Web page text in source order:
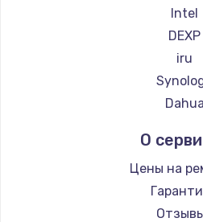
1500 руб.
Заказать
Замена
2500 руб.
Замена
1300
Intel
DEXP
iru
Dahua
О
Цены на